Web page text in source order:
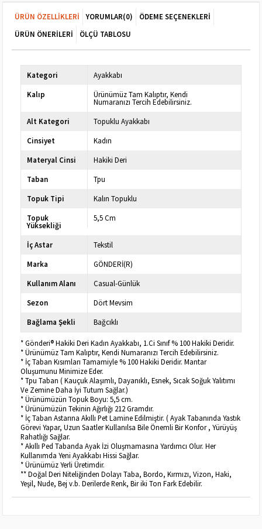
ÜRÜN ÖZELLIKLERI YORUMLAR(0)
ÖDEME SEÇENEKLERI
ÜRÜN ÖNERILERI
ÖLÇÜ TABLOSU
Kategori
Ayakkabı
Kalıp
Ürünümüz Tam Kalıptır, Kendi
Numaranızı Tercih Edebilirsiniz.
Alt Kategori
Topuklu Ayakkabı
Cinsiyet
Kadın
Materyal Cinsi
Hakiki Deri
Taban
Tpu
Topuk Tipi
Kalın Topuklu
Topuk
Yüksekliği
5,5 Cm
İç Astar
Tekstil
Marka
GÖNDERİ(R)
Kullanım Alanı
Casual-Günlük
Sezon
Dört Mevsim
Bağlama Şekli
Bağcıklı
* Gönderi® Hakiki Deri Kadın Ayakkabı, 1.Ci Sınıf % 100 Hakiki Deridir.
* Ürünümüz Tam Kalıptır, Kendi Numaranızı Tercih Edebilirsiniz.
* İç Taban Kısımları Tamamiyle % 100 Hakiki Deridir. Mantar
Oluşumunu Minimize Eder.
* Tpu Taban ( Kauçuk Alaşımlı, Dayanıklı, Esnek, Sıcak Soğuk Yalıtımı
Ve Zemine Daha İyi Tutum Sağlar.)
* Ürünümüzün Topuk Boyu: 5,5 cm.
* Ürünümüzün Tekinin Ağırlığı 212 Gramdır.
* İç Taban Astarına Akıllı Pet Lamine Edilmiştir. ( Ayak Tabanında Yastık
Görevi Yapar, Uzun Saatler Kullanılsa Bile Önemli Bir Konfor , Yürüyüş
Rahatlığı Sağlar.
* Akıllı Ped Tabanda Ayak İzi Oluşmamasına Yardımcı Olur. Her
Kullanımda Yeni Ayakkabı Hissi Sağlar.
* Ürünümüz Yerli Üretimdir.
** Doğal Deri Niteliğinden Dolayı Taba, Bordo, Kırmızı, Vizon, Haki,
Yeşil, Nude, Bej v.b. Derilerde Renk, Bir iki Ton Fark Edebilir.